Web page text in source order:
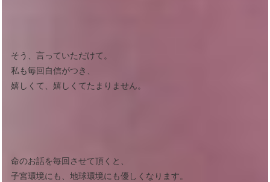
そう、言っていただけて。
私も毎回自信がつき、
嬉しくて、嬉しくてたまりません。
命のお話を毎回させて頂くと、
子宮環境にも、地球環境にも優しくなります。